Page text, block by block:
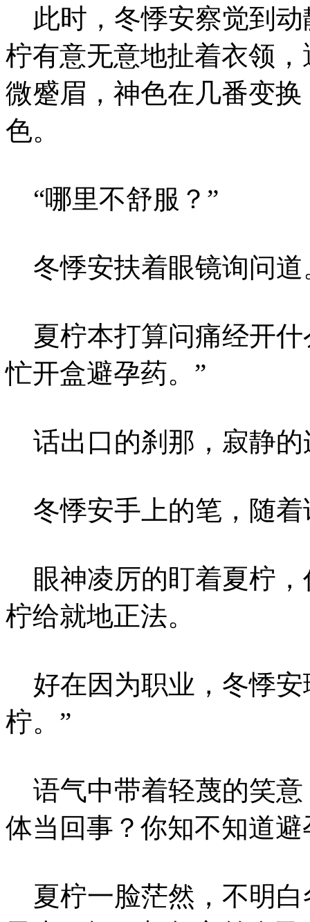
此时，冬悸安察觉到动
柠有意无意地扯着衣领
微蹙眉，神色在几番变
色。
“哪里不舒服？”
冬悸安扶着眼镜询问道
夏柠本打算问痛经开什
忙开盒避孕药。”
话出口的刹那，寂静的
冬悸安手上的笔，随着
眼神凌厉的盯着夏柠，
柠给就地正法。
好在因为职业，冬悸安
柠。”
语气中带着轻蔑的笑意
体当回事？你知不知道
夏柠一脸茫然，不明白